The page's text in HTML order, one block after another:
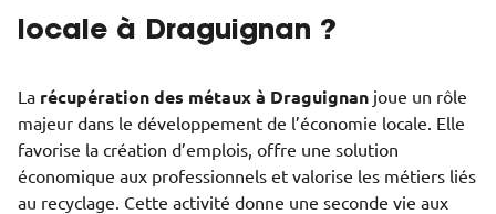
locale à Draguignan ?
La récupération des métaux à Draguignan joue un rôle
majeur dans le développement de l’économie locale. Elle
favorise la création d’emplois, offre une solution
économique aux professionnels et valorise les métiers liés
au recyclage. Cette activité donne une seconde vie aux